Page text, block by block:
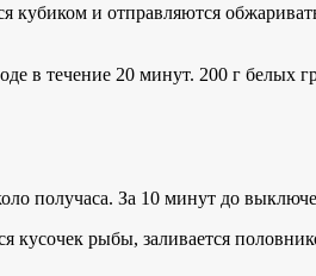
и отправляются
в течение 20 минут. 200 г
получаса. За 10 минут до
кусочек рыбы, заливается